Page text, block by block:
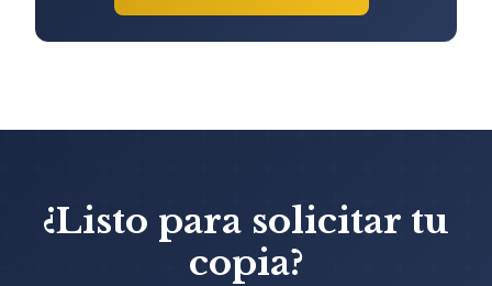
¿Listo para solicitar tu
copia?